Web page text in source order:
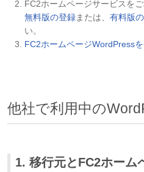
FC2ホームページサービスを
無料版の登録または、 有料版
い。
FC2ホームページWordPress
他社で利用中の
1. 移行元とFC2ホー